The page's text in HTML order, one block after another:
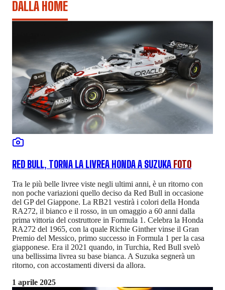
DALLA HOME
RED BULL, TORNA LA LIVREA HONDA A SUZUKA FOTO
Tra le più belle livree viste negli ultimi anni, è un ritorno con
non poche variazioni quello deciso da Red Bull in occasione
del GP del Giappone. La RB21 vestirà i colori della Honda
RA272, il bianco e il rosso, in un omaggio a 60 anni dalla
prima vittoria del costruttore in Formula 1. Celebra la Honda
RA272 del 1965, con la quale Richie Ginther vinse il Gran
Premio del Messico, primo successo in Formula 1 per la casa
giapponese. Era il 2021 quando, in Turchia, Red Bull svelò
una bellissima livrea su base bianca. A Suzuka segnerà un
ritorno, con accostamenti diversi da allora.
1 aprile 2025